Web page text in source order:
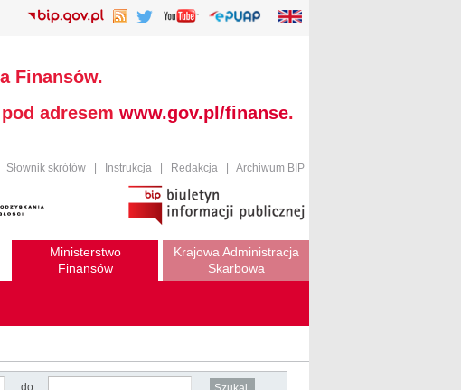
Finansów.
adresem www.gov.pl/finanse.
Słownik skrótów Instrukcja Redakcja Archiwum BIP
Ministerstwo
Finansów
Krajowa Administracja
Skarbowa
do: